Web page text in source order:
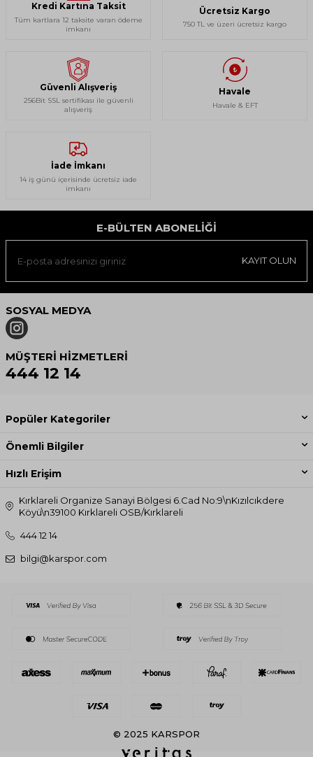
Kredi Kartına Taksit
Tüm kartlara 12 taksite varan ödeme
imkanı
Ücretsiz Kargo
750 TL ve üzeri ücretsiz kargo
Güvenli Alışveriş
256Bit SSL sertifikası ile güvenli
alışveriş
Havale
Havale & EFT
İade İmkanı
14 iş günü içerisinde ücretsiz iade
imkanı
E-BÜLTEN ABONELIĞI
KAYIT OLUN
SOSYAL MEDYA
MÜŞTERI HIZMETLERI
444 12 14
Popüler Kategoriler
Önemli Bilgiler
Hızlı Erişim
Kırklareli Organize Sanayi Bölgesi 6.Cad No:9\nKızılcıkdere
Köyü\n39100 Kırklareli OSB/Kırklareli
444 12 14
bilgi@karspor.com
© 2025 KARSPOR